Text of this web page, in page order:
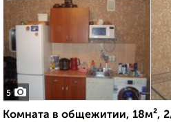
5
Комната в общежитии, 18м²,